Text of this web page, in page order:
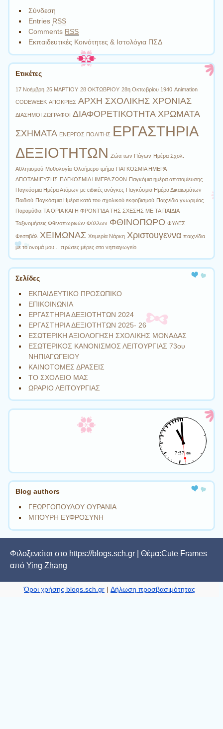
Σύνδεση
Entries RSS
Comments RSS
Εκπαιδευτικές Κοινότητες & Ιστολόγια ΠΣΔ
Ετικέτες
17 Νοέμβρη 25 ΜΑΡΤΙΟΥ 28 ΟΚΤΩΒΡΙΟΥ 28η Οκτωβρίου 1940 Animation
CODEWEEK ΑΠΟΚΡΙΕΣ ΑΡΧΗ ΣΧΟΛΙΚΗΣ ΧΡΟΝΙΑΣ
ΔΙΑΣΗΜΟΙ ΖΩΓΡΑΦΟΙ ΔΙΑΦΟΡΕΤΙΚΟΤΗΤΑ ΧΡΩΜΑΤΑ
ΣΧΗΜΑΤΑ ΕΝΕΡΓΟΣ ΠΟΛΙΤΗΣ ΕΡΓΑΣΤΗΡΙΑ
ΔΕΞΙΟΤΗΤΩΝ Ζώα των Πάγων Ημέρα Σχολ.
Αθλητισμού Μυθολογία Ολοήμερο τμήμα ΠΑΓΚΟΣΜΙΑ ΗΜΕΡΑ
ΑΠΟΤΑΜΙΕΥΣΗΣ ΠΑΓΚΟΣΜΙΑ ΗΜΕΡΑ ΖΩΩΝ Παγκόμια ημέρα αποταμίευσης
Παγκόσμια Ημέρα Ατόμων με ειδικές ανάγκες Παγκόσμια Ημέρα Δικαιωμάτων
Παιδιού Παγκόσμια Ημέρα κατά του σχολικού εκφοβισμού Παιχνίδια γνωριμίας
Παραμύθια ΤΑ ΟΡΙΑ ΚΑΙ Η ΦΡΟΝΤΊΔΑ ΤΗΣ ΣΧΕΣΗΣ ΜΕ ΤΑ ΠΑΙΔΙΑ
Ταξινομήσεις Φθινοπωρινών Φύλλων ΦΘΙΝΟΠΩΡΟ ΦΥΛΕΣ
Φεστιβάλ ΧΕΙΜΩΝΑΣ Χειμερία Νάρκη Χριστουγεννα παιχνίδια
με το ονομά μου...
πρώτες μέρες στο νηπιαγωγείο
Σελίδες
ΕΚΠΑΙΔΕΥΤΙΚΟ ΠΡΟΣΩΠΙΚΟ
ΕΠΙΚΟΙΝΩΝΙΑ
ΕΡΓΑΣΤΗΡΙΑ ΔΕΞΙΟΤΗΤΩΝ 2024
ΕΡΓΑΣΤΗΡΙΑ ΔΕΞΙΟΤΗΤΩΝ 2025- 26
ΕΣΩΤΕΡΙΚΗ ΑΞΙΟΛΟΓΗΣΗ ΣΧΟΛΙΚΗΣ ΜΟΝΑΔΑΣ
ΕΣΩΤΕΡΙΚΟΣ ΚΑΝΟΝΙΣΜΟΣ ΛΕΙΤΟΥΡΓΙΑΣ 73ου
ΝΗΠΙΑΓΩΓΕΙΟΥ
ΚΑΙΝΟΤΟΜΕΣ ΔΡΑΣΕΙΣ
ΤΟ ΣΧΟΛΕΙΟ ΜΑΣ
ΩΡΑΡΙΟ ΛΕΙΤΟΥΡΓΙΑΣ
Blog authors
ΓΕΩΡΓΟΠΟΥΛΟΥ ΟΥΡΑΝΙΑ
ΜΠΟΥΡΗ ΕΥΦΡΟΣΥΝΗ
Φιλοξενείται στο https://blogs.sch.gr | Θέμα:Cute Frames
από Ying Zhang
Όροι χρήσης blogs.sch.gr |Δήλωση προσβασιμότητας